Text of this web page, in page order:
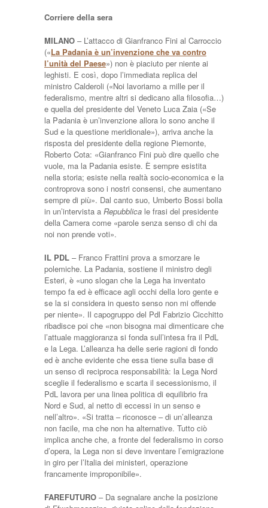
Corriere della sera
MILANO – L’attacco di Gianfranco Fini al Carroccio
(«La Padania è un’invenzione che va contro
l’unità del Paese») non è piaciuto per niente ai
leghisti. E così, dopo l’immediata replica del
ministro Calderoli («Noi lavoriamo a mille per il
federalismo, mentre altri si dedicano alla filosofia…)
e quella del presidente del Veneto Luca Zaia («Se
la Padania è un’invenzione allora lo sono anche il
Sud e la questione meridionale»), arriva anche la
risposta del presidente della regione Piemonte,
Roberto Cota: «Gianfranco Fini può dire quello che
vuole, ma la Padania esiste. È sempre esistita
nella storia; esiste nella realtà socio-economica e la
controprova sono i nostri consensi, che aumentano
sempre di più». Dal canto suo, Umberto Bossi bolla
in un’intervista a Repubblica le frasi del presidente
della Camera come «parole senza senso di chi da
noi non prende voti».
IL PDL – Franco Frattini prova a smorzare le
polemiche. La Padania, sostiene il ministro degli
Esteri, è «uno slogan che la Lega ha inventato
tempo fa ed è efficace agli occhi della loro gente e
se la si considera in questo senso non mi offende
per niente». Il capogruppo del Pdl Fabrizio Cicchitto
ribadisce poi che «non bisogna mai dimenticare che
l’attuale maggioranza si fonda sull’intesa fra il PdL
e la Lega. L’alleanza ha delle serie ragioni di fondo
ed è anche evidente che essa tiene sulla base di
un senso di reciproca responsabilità: la Lega Nord
sceglie il federalismo e scarta il secessionismo, il
PdL lavora per una linea politica di equilibrio fra
Nord e Sud, al netto di eccessi in un senso e
nell’altro». «Si tratta – riconosce – di un’alleanza
non facile, ma che non ha alternative. Tutto ciò
implica anche che, a fronte del federalismo in corso
d’opera, la Lega non si deve inventare l’emigrazione
in giro per l’Italia dei ministeri, operazione
francamente improponibile».
FAREFUTURO – Da segnalare anche la posizione